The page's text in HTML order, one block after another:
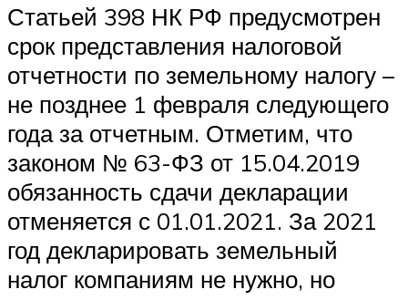
Статьей 398 НК РФ предусмотрен
срок представления налоговой
отчетности по земельному налогу –
не позднее 1 февраля следующего
года за отчетным. Отметим, что
законом № 63-ФЗ от 15.04.2019
обязанность сдачи декларации
отменяется с 01.01.2021. За 2021
год декларировать земельный
налог компаниям не нужно, но